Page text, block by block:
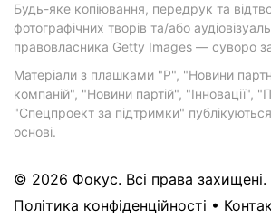
Будь-яке копіювання, передрук та
фотографічних творів та/або
правовласника Getty Images — суворо
Матеріали з плашками "Р", "Новини
компаній", "Новини партій", "Інновації",
"Спецпроект за підтримки"
основі.
© 2026 Фокус. Всі права захищені.
Політика конфіденційності •